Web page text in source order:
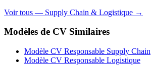
Voir tous — Supply Chain & Logistique →
Modèles de CV Similaires
Modèle CV Responsable Supply Chain
Modèle CV Responsable Logistique